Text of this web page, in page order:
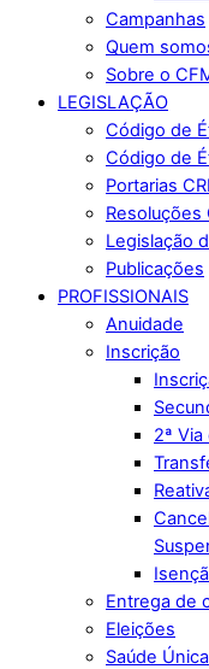
Campanhas
Quem
Sobre o
LEGISLAÇÃO
Código de
Código de
Portarias
Resoluções
Legislação
Publicações
PROFISSIONAIS
Anuidade
Inscrição
2ª
Entrega de
Eleições
Saúde Única